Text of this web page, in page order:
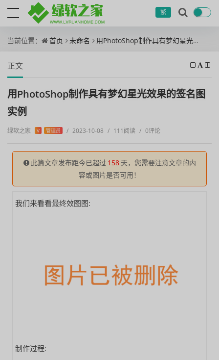
繁
当前位置： 首页 未命名 用PhotoShop制作具有梦幻星光效果的签名图实例
正文
用PhotoShop制作具有梦幻星光效果的签名图
实例
绿软之家 V 管理员 / 2023-10-08 / 111阅读 / 0评论
此篇文章发布距今已超过 158 天，您需要注意文章的内
容或图片是否可用！
我们来看看最终效图图:
制作过程: